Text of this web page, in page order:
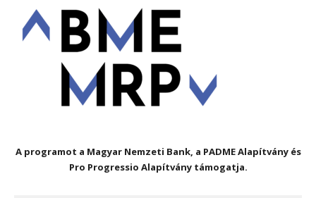
A programot a Magyar Nemzeti Bank, a PADME Alapítvány és
Pro Progressio Alapítvány támogatja.